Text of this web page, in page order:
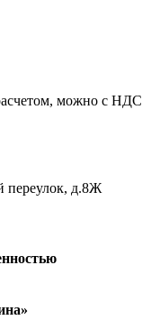
можно с НДС
переулок, д.8Ж